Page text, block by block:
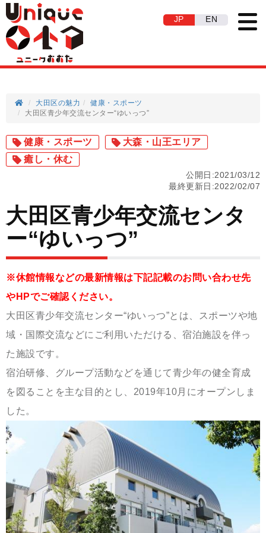
JP EN
大田区の魅力
健康・スポーツ
大田区青少年交流センター“ゆいっつ”
健康・スポーツ
大森・山王エリア
癒し・休む
公開日:2021/03/12
最終更新日:2022/02/07
大田区青少年交流センタ
ー“ゆいっつ”
※休館情報などの最新情報は下記記載のお問い合わせ先
やHPでご確認ください。
大田区青少年交流センター“ゆいっつ”とは、スポーツや地
域・国際交流などにご利用いただける、宿泊施設を伴っ
た施設です。
宿泊研修、グループ活動などを通じて青少年の健全育成
を図ることを主な目的とし、2019年10月にオープンしま
した。